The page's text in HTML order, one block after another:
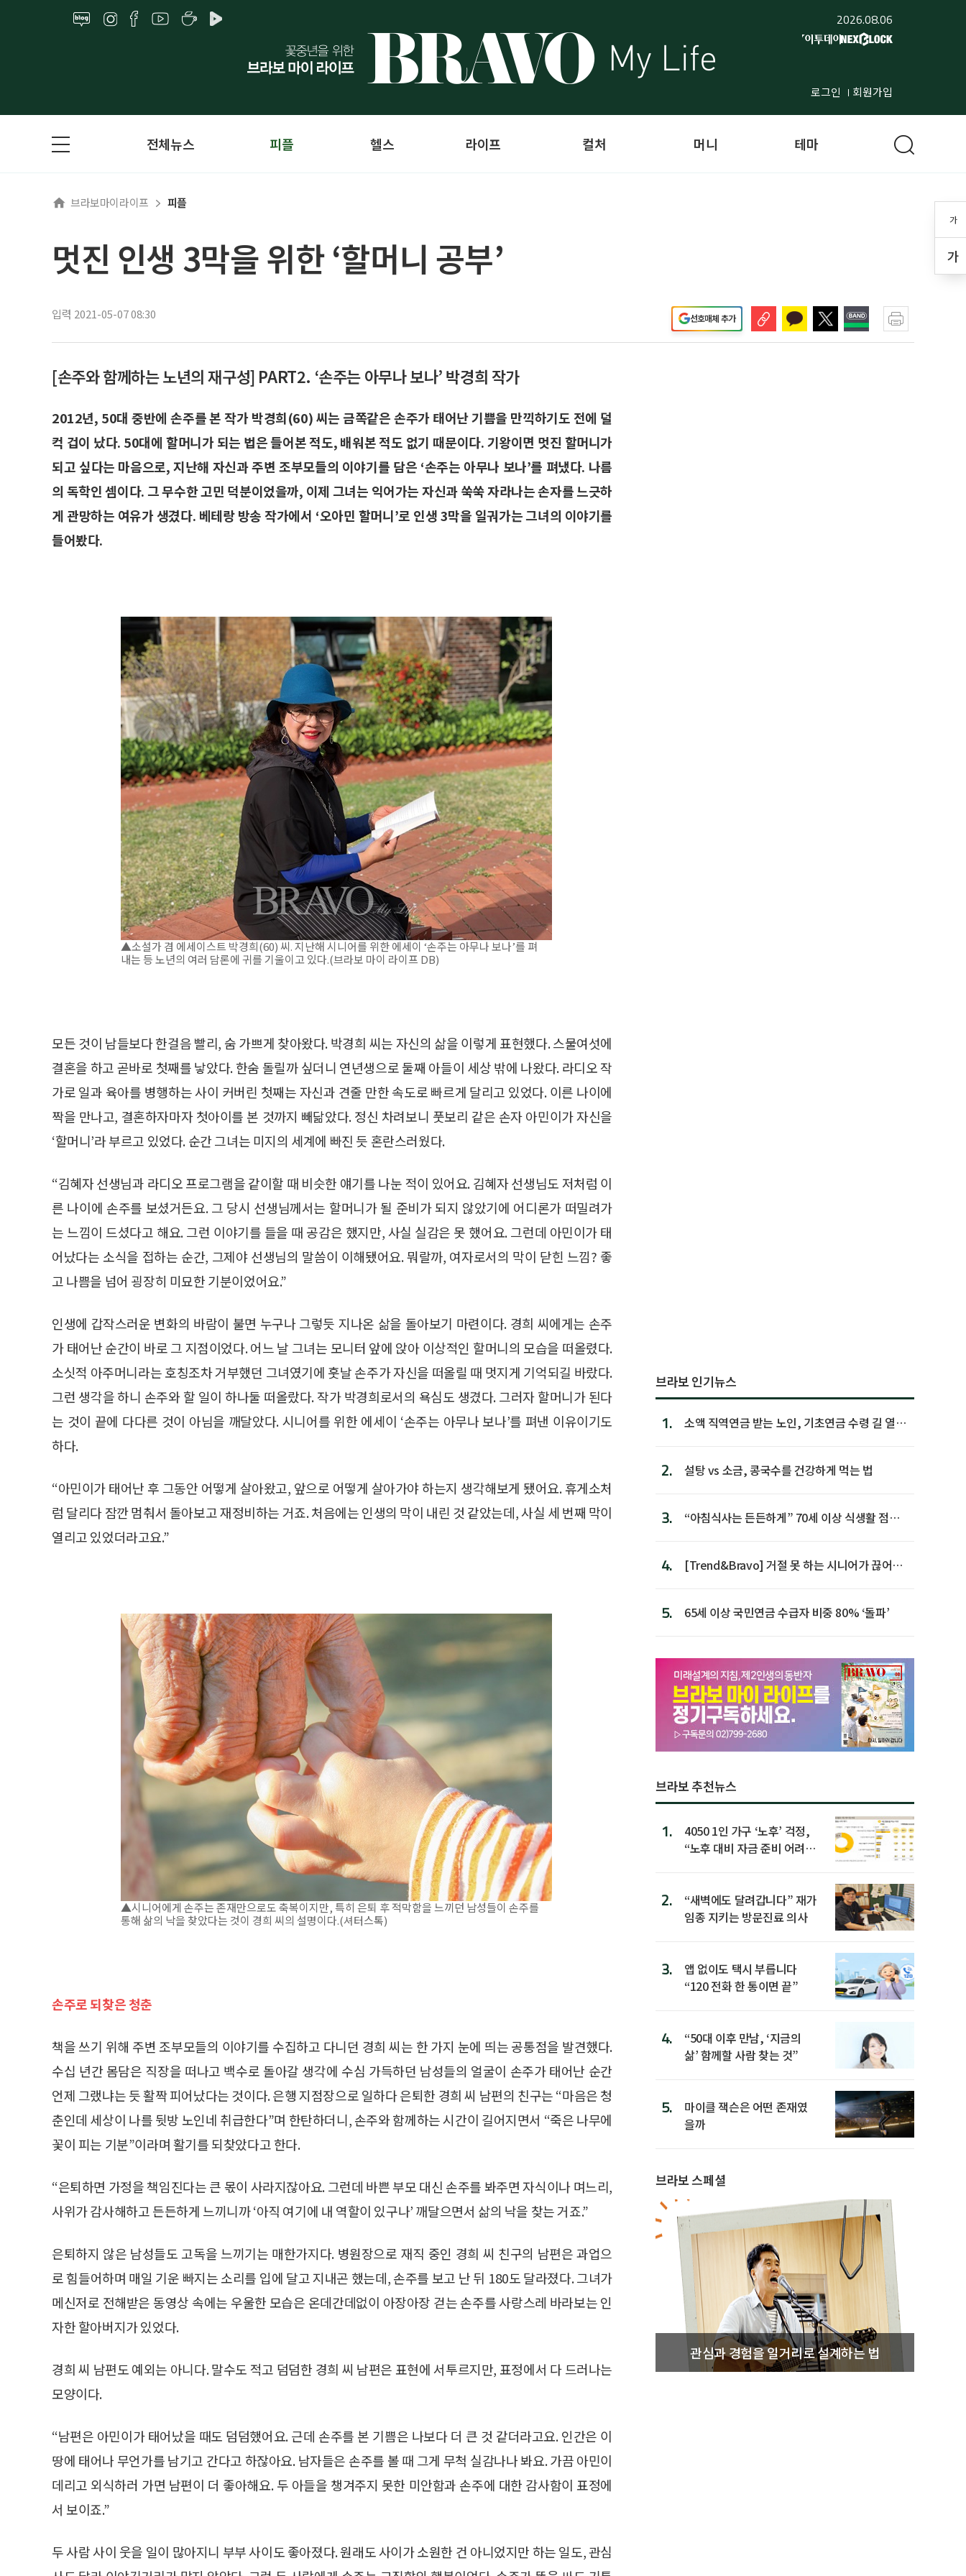
2026.08.06
로그인 회원가입
가
가
전체뉴스 피플 헬스 라이프 컬처 머니 테마
브라보마이라이프 피플
멋진 인생 3막을 위한 ‘할머니 공부’
입력 2021-05-07 08:30 선호매체 추가
[손주와 함께하는 노년의 재구성] PART2. ‘손주는 아무나 보나’ 박경희 작가
2012년, 50대 중반에 손주를 본 작가 박경희(60) 씨는 금쪽같은 손주가 태어난 기쁨을 만끽하기도 전에 덜
컥 겁이 났다. 50대에 할머니가 되는 법은 들어본 적도, 배워본 적도 없기 때문이다. 기왕이면 멋진 할머니가
되고 싶다는 마음으로, 지난해 자신과 주변 조부모들의 이야기를 담은 ‘손주는 아무나 보나’를 펴냈다. 나름
의 독학인 셈이다. 그 무수한 고민 덕분이었을까, 이제 그녀는 익어가는 자신과 쑥쑥 자라나는 손자를 느긋하
게 관망하는 여유가 생겼다. 베테랑 방송 작가에서 ‘오아민 할머니’로 인생 3막을 일궈가는 그녀의 이야기를
들어봤다.
▲소설가 겸 에세이스트 박경희(60) 씨. 지난해 시니어를 위한 에세이 ‘손주는 아무나 보나’를 펴
내는 등 노년의 여러 담론에 귀를 기울이고 있다.(브라보 마이 라이프 DB)
모든 것이 남들보다 한걸음 빨리, 숨 가쁘게 찾아왔다. 박경희 씨는 자신의 삶을 이렇게 표현했다. 스물여섯에
결혼을 하고 곧바로 첫째를 낳았다. 한숨 돌릴까 싶더니 연년생으로 둘째 아들이 세상 밖에 나왔다. 라디오 작
가로 일과 육아를 병행하는 사이 커버린 첫째는 자신과 견줄 만한 속도로 빠르게 달리고 있었다. 이른 나이에
짝을 만나고, 결혼하자마자 첫아이를 본 것까지 빼닮았다. 정신 차려보니 풋보리 같은 손자 아민이가 자신을
‘할머니’라 부르고 있었다. 순간 그녀는 미지의 세계에 빠진 듯 혼란스러웠다.
“김혜자 선생님과 라디오 프로그램을 같이할 때 비슷한 얘기를 나눈 적이 있어요. 김혜자 선생님도 저처럼 이
른 나이에 손주를 보셨거든요. 그 당시 선생님께서는 할머니가 될 준비가 되지 않았기에 어디론가 떠밀려가
는 느낌이 드셨다고 해요. 그런 이야기를 들을 때 공감은 했지만, 사실 실감은 못 했어요. 그런데 아민이가 태
어났다는 소식을 접하는 순간, 그제야 선생님의 말씀이 이해됐어요. 뭐랄까, 여자로서의 막이 닫힌 느낌? 좋
고 나쁨을 넘어 굉장히 미묘한 기분이었어요.”
인생에 갑작스러운 변화의 바람이 불면 누구나 그렇듯 지나온 삶을 돌아보기 마련이다. 경희 씨에게는 손주
가 태어난 순간이 바로 그 지점이었다. 어느 날 그녀는 모니터 앞에 앉아 이상적인 할머니의 모습을 떠올렸다.
소싯적 아주머니라는 호칭조차 거부했던 그녀였기에 훗날 손주가 자신을 떠올릴 때 멋지게 기억되길 바랐다.
그런 생각을 하니 손주와 할 일이 하나둘 떠올랐다. 작가 박경희로서의 욕심도 생겼다. 그러자 할머니가 된다
는 것이 끝에 다다른 것이 아님을 깨달았다. 시니어를 위한 에세이 ‘손주는 아무나 보나’를 펴낸 이유이기도
하다.
“아민이가 태어난 후 그동안 어떻게 살아왔고, 앞으로 어떻게 살아가야 하는지 생각해보게 됐어요. 휴게소처
럼 달리다 잠깐 멈춰서 돌아보고 재정비하는 거죠. 처음에는 인생의 막이 내린 것 같았는데, 사실 세 번째 막이
열리고 있었더라고요.”
▲시니어에게 손주는 존재만으로도 축복이지만, 특히 은퇴 후 적막함을 느끼던 남성들이 손주를
통해 삶의 낙을 찾았다는 것이 경희 씨의 설명이다.(셔터스톡)
손주로 되찾은 청춘
책을 쓰기 위해 주변 조부모들의 이야기를 수집하고 다니던 경희 씨는 한 가지 눈에 띄는 공통점을 발견했다.
수십 년간 몸담은 직장을 떠나고 백수로 돌아갈 생각에 수심 가득하던 남성들의 얼굴이 손주가 태어난 순간
언제 그랬냐는 듯 활짝 피어났다는 것이다. 은행 지점장으로 일하다 은퇴한 경희 씨 남편의 친구는 “마음은 청
춘인데 세상이 나를 뒷방 노인네 취급한다”며 한탄하더니, 손주와 함께하는 시간이 길어지면서 “죽은 나무에
꽃이 피는 기분”이라며 활기를 되찾았다고 한다.
“은퇴하면 가정을 책임진다는 큰 몫이 사라지잖아요. 그런데 바쁜 부모 대신 손주를 봐주면 자식이나 며느리,
사위가 감사해하고 든든하게 느끼니까 ‘아직 여기에 내 역할이 있구나’ 깨달으면서 삶의 낙을 찾는 거죠.”
은퇴하지 않은 남성들도 고독을 느끼기는 매한가지다. 병원장으로 재직 중인 경희 씨 친구의 남편은 과업으
로 힘들어하며 매일 기운 빠지는 소리를 입에 달고 지내곤 했는데, 손주를 보고 난 뒤 180도 달라졌다. 그녀가
메신저로 전해받은 동영상 속에는 우울한 모습은 온데간데없이 아장아장 걷는 손주를 사랑스레 바라보는 인
자한 할아버지가 있었다.
경희 씨 남편도 예외는 아니다. 말수도 적고 덤덤한 경희 씨 남편은 표현에 서투르지만, 표정에서 다 드러나는
모양이다.
“남편은 아민이가 태어났을 때도 덤덤했어요. 근데 손주를 본 기쁨은 나보다 더 큰 것 같더라고요. 인간은 이
땅에 태어나 무언가를 남기고 간다고 하잖아요. 남자들은 손주를 볼 때 그게 무척 실감나나 봐요. 가끔 아민이
데리고 외식하러 가면 남편이 더 좋아해요. 두 아들을 챙겨주지 못한 미안함과 손주에 대한 감사함이 표정에
서 보이죠.”
두 사람 사이 웃을 일이 많아지니 부부 사이도 좋아졌다. 원래도 사이가 소원한 건 아니었지만 하는 일도, 관심
브라보 인기뉴스
1.
소액 직역연금 받는 노인, 기초연금 수령 길 열린
2. 설탕 vs 소금, 콩국수를 건강하게 먹는 법
3.
“아침식사는 든든하게” 70세 이상 식생활 점수
4.
[Trend&Bravo] 거절 못 하는 시니어가 끊어야
5. 65세 이상 국민연금 수급자 비중 80% ‘돌파’
브라보 추천뉴스
1.
4050 1인 가구 ‘노후’ 걱정,
“노후 대비 자금 준비 어려
2.
“새벽에도 달려갑니다” 재가
임종 지키는 방문진료 의사
3.
앱 없이도 택시 부릅니다
“120 전화 한 통이면 끝”
4.
“50대 이후 만남, ‘지금의
삶’ 함께할 사람 찾는 것”
5.
마이클 잭슨은 어떤 존재였
을까
브라보 스페셜
관심과 경험을 일거리로 설계하는 법